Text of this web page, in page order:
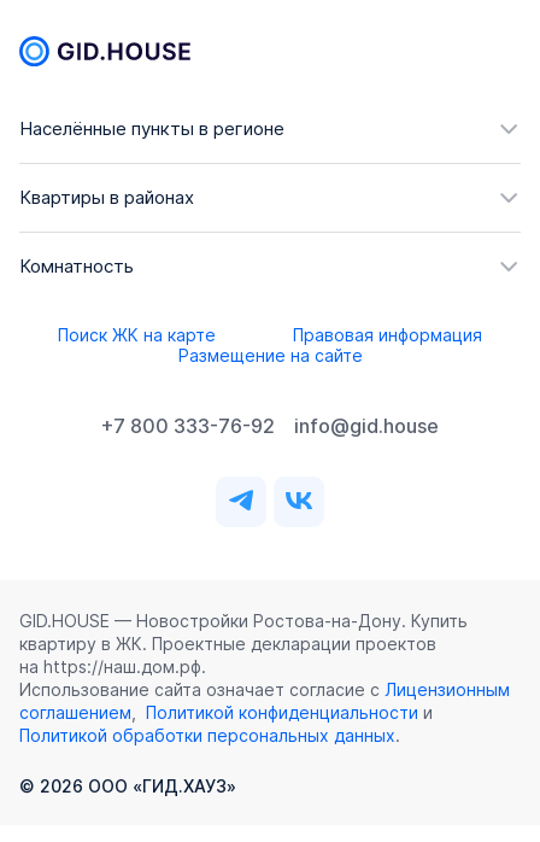
Населённые пункты в регионе
Квартиры в районах
Комнатность
Поиск ЖК на карте
Правовая информация
Размещение на сайте
+7 800 333-76-92 info@gid.house
GID.HOUSE — Новостройки Ростова‑на‑Дону. Купить
квартиру в ЖК. Проектные декларации проектов
на https://наш.дом.рф.
Использование сайта означает согласие с Лицензионным
соглашением
Политикой конфиденциальности и
Политикой обработки персональных данных.
© 2026 ООО «ГИД.ХАУЗ»